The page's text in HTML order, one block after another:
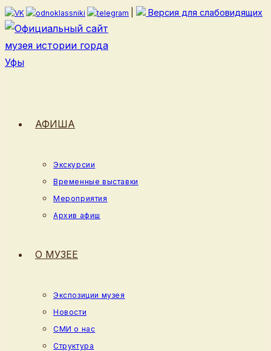
Перейти
к
содержимому
Версия для слабовидящих
АФИША
Экскурсии
Временные выставки
Мероприятия
Архив афиш
О МУЗЕЕ
Экспозиции музея
Новости
СМИ о нас
Структура